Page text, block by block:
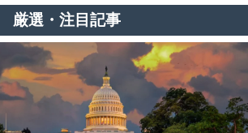
厳選・注目記事